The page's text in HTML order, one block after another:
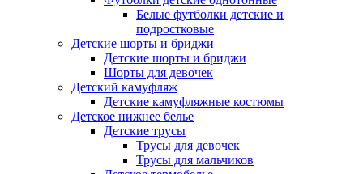
Белые футболки детские и
подростковые
Детские шорты и бриджи
Детские шорты и бриджи
Шорты для девочек
Детский камуфляж
Детские камуфляжные костюмы
Детское нижнее белье
Детские трусы
Трусы для девочек
Трусы для мальчиков